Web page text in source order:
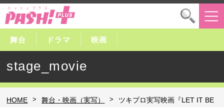
舞台 ドラマ 映画
stage_movie
HOME > 舞台・映画（実写） >
ツキプロ実写映画『LET IT BE